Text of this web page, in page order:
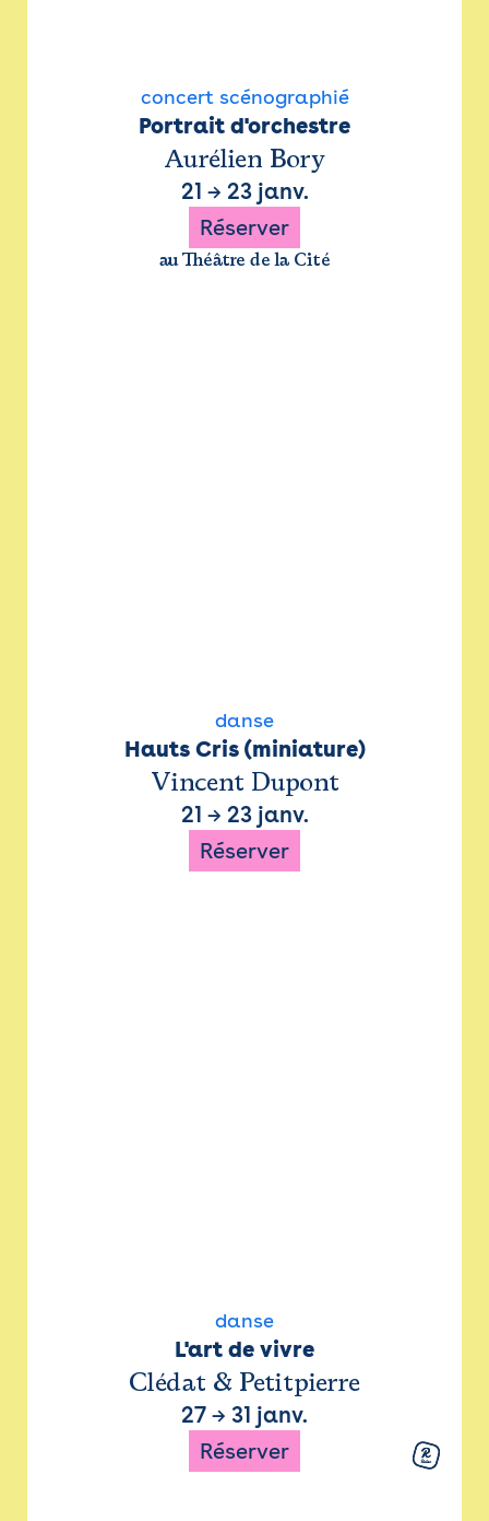
concert scénographié
Portrait d'orchestre
Aurélien Bory
21 → 23 janv.
Réserver
au Théâtre de la Cité
danse
Hauts Cris (miniature)
Vincent Dupont
21 → 23 janv.
Réserver
danse
L'art de vivre
Clédat & Petitpierre
27 → 31 janv.
Réserver